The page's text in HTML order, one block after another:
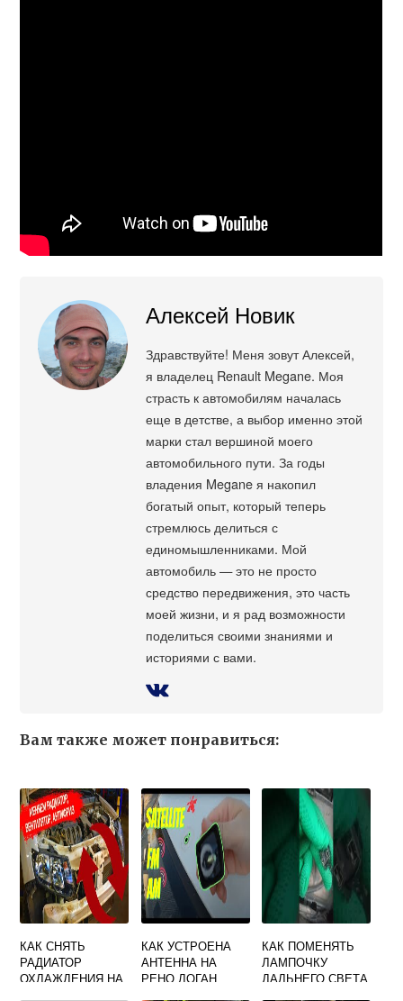
Алексей Новик
Здравствуйте! Меня зовут Алексей,
я владелец Renault Megane. Моя
страсть к автомобилям началась
еще в детстве, а выбор именно этой
марки стал вершиной моего
автомобильного пути. За годы
владения Megane я накопил
богатый опыт, который теперь
стремлюсь делиться с
единомышленниками. Мой
автомобиль — это не просто
средство передвижения, это часть
моей жизни, и я рад возможности
поделиться своими знаниями и
историями с вами.
Вам также может понравиться:
КАК СНЯТЬ
РАДИАТОР
ОХЛАЖДЕНИЯ НА
КАК УСТРОЕНА
АНТЕННА НА
РЕНО ЛОГАН
КАК ПОМЕНЯТЬ
ЛАМПОЧКУ
ДАЛЬНЕГО СВЕТА